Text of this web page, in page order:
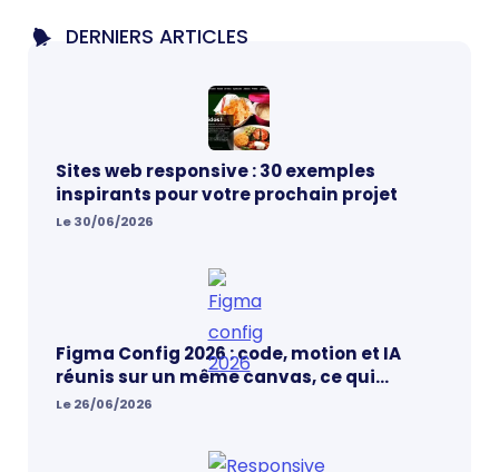
DERNIERS ARTICLES
Sites web responsive : 30 exemples
inspirants pour votre prochain projet
Le 30/06/2026
Figma Config 2026 : code, motion et IA
réunis sur un même canvas, ce qui
change vraiment pour les designers
Le 26/06/2026